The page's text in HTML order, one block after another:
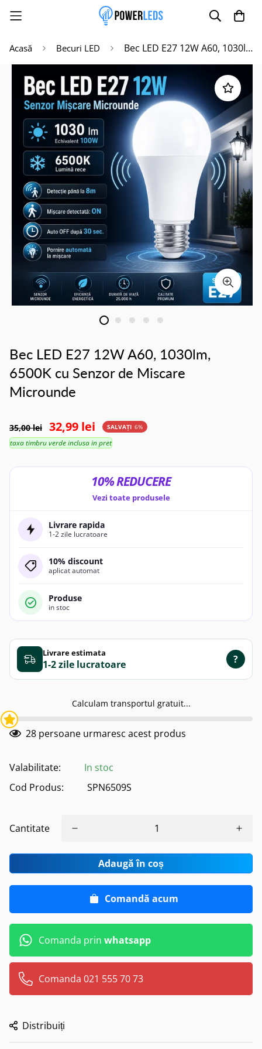
Acasă Becuri LED Bec LED E27 12W A60, 1030lm, 6500K cu Senzor de Miscare Microunde
Bec LED E27 12W A60, 1030lm,
6500K cu Senzor de Miscare
Microunde
35,00 lei 32,99 lei SALVAȚI 6%
taxa timbru verde inclusa in pret
10% REDUCERE
Vezi toate produsele
Livrare rapida
1-2 zile lucratoare
10% discount
aplicat automat
Produse
in stoc
Livrare estimata
1-2 zile ?
Calculam transportul gratuit...
28 persoane urmaresc acest produs
Valabilitate:
In stoc
Cod Produs:
SPN6509S
Cantitate
Adaugă în coș
Comandă acum
Comanda prin whatsapp
Comanda 021 555 70 73
Distribuiți
Poate mai târziu Activează notificările